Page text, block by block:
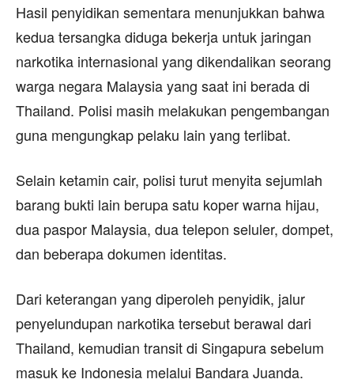
Hasil penyidikan sementara menunjukkan bahwa
kedua tersangka diduga bekerja untuk jaringan
narkotika internasional yang dikendalikan seorang
warga negara Malaysia yang saat ini berada di
Thailand. Polisi masih melakukan pengembangan
guna mengungkap pelaku lain yang terlibat.
Selain ketamin cair, polisi turut menyita sejumlah
barang bukti lain berupa satu koper warna hijau,
dua paspor Malaysia, dua telepon seluler, dompet,
dan beberapa dokumen identitas.
Dari keterangan yang diperoleh penyidik, jalur
penyelundupan narkotika tersebut berawal dari
Thailand, kemudian transit di Singapura sebelum
masuk ke Indonesia melalui Bandara Juanda.